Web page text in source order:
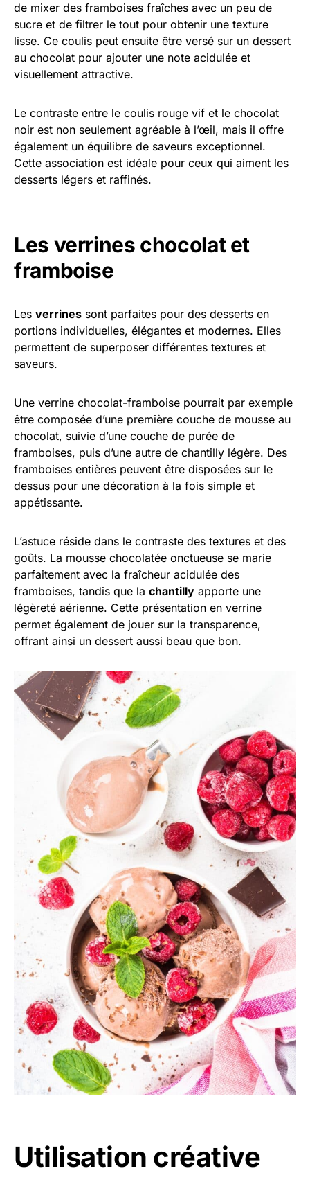
de mixer des framboises fraîches avec un peu de
sucre et de filtrer le tout pour obtenir une texture
lisse. Ce coulis peut ensuite être versé sur un dessert
au chocolat pour ajouter une note acidulée et
visuellement attractive.
Le contraste entre le coulis rouge vif et le chocolat
noir est non seulement agréable à l’œil, mais il offre
également un équilibre de saveurs exceptionnel.
Cette association est idéale pour ceux qui aiment les
desserts légers et raffinés.
Les verrines chocolat et
framboise
Les verrines sont parfaites pour des desserts en
portions individuelles, élégantes et modernes. Elles
permettent de superposer différentes textures et
saveurs.
Une verrine chocolat-framboise pourrait par exemple
être composée d’une première couche de mousse au
chocolat, suivie d’une couche de purée de
framboises, puis d’une autre de chantilly légère. Des
framboises entières peuvent être disposées sur le
dessus pour une décoration à la fois simple et
appétissante.
L’astuce réside dans le contraste des textures et des
goûts. La mousse chocolatée onctueuse se marie
parfaitement avec la fraîcheur acidulée des
framboises, tandis que la chantilly apporte une
légèreté aérienne. Cette présentation en verrine
permet également de jouer sur la transparence,
offrant ainsi un dessert aussi beau que bon.
Utilisation créative